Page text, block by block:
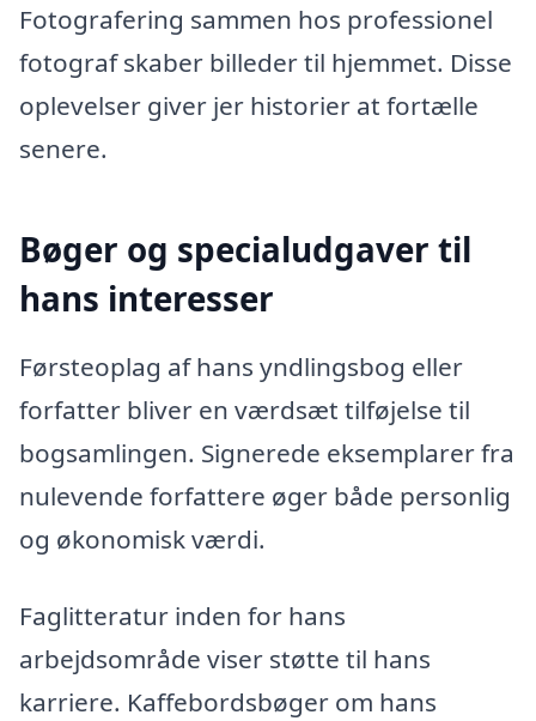
Fotografering sammen hos professionel
fotograf skaber billeder til hjemmet. Disse
oplevelser giver jer historier at fortælle
senere.
Bøger og specialudgaver til
hans interesser
Førsteoplag af hans yndlingsbog eller
forfatter bliver en værdsæt tilføjelse til
bogsamlingen. Signerede eksemplarer fra
nulevende forfattere øger både personlig
og økonomisk værdi.
Faglitteratur inden for hans
arbejdsområde viser støtte til hans
karriere. Kaffebordsbøger om hans